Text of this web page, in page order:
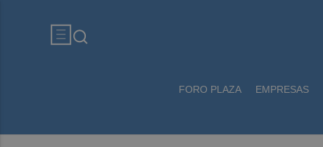
FORO PLAZA EMPRESAS